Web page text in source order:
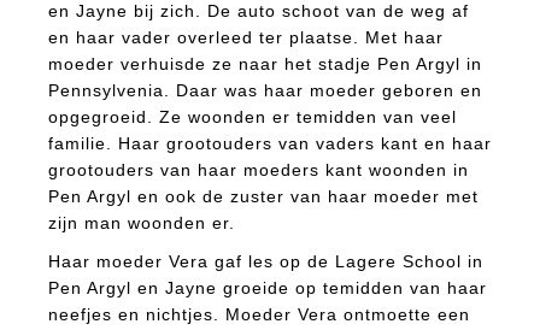
en Jayne bij zich. De auto schoot van de weg af
en haar vader overleed ter plaatse. Met haar
moeder verhuisde ze naar het stadje Pen Argyl in
Pennsylvenia. Daar was haar moeder geboren en
opgegroeid. Ze woonden er temidden van veel
familie. Haar grootouders van vaders kant en haar
grootouders van haar moeders kant woonden in
Pen Argyl en ook de zuster van haar moeder met
zijn man woonden er.
Haar moeder Vera gaf les op de Lagere School in
Pen Argyl en Jayne groeide op temidden van haar
neefjes en nichtjes. Moeder Vera ontmoette een